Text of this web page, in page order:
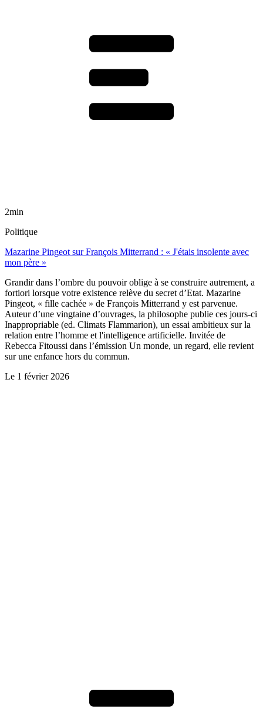
2min
Politique
Mazarine Pingeot sur François Mitterrand : « J'étais insolente avec
mon père »
Grandir dans l’ombre du pouvoir oblige à se construire autrement, a
fortiori lorsque votre existence relève du secret d’Etat. Mazarine
Pingeot, « fille cachée » de François Mitterrand y est parvenue.
Auteur d’une vingtaine d’ouvrages, la philosophe publie ces jours-ci
Inappropriable (ed. Climats Flammarion), un essai ambitieux sur la
relation entre l’homme et l'intelligence artificielle. Invitée de
Rebecca Fitoussi dans l’émission Un monde, un regard, elle revient
sur une enfance hors du commun.
Le 1 février 2026